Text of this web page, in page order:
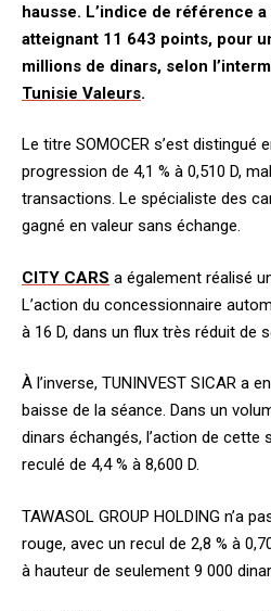
hausse. L’indice de référence
atteignant 11 643 points, pour
millions de dinars, selon
Tunisie Valeurs.
Le titre SOMOCER s’est distingué
progression de 4,1 % à 0,510 D,
transactions. Le spécialiste des
gagné en valeur sans échange.
CITY CARS a également réalisé
L’action du concessionnaire
à 16 D, dans un flux très réduit de
À l’inverse, TUNINVEST SICAR a
baisse de la séance. Dans un
dinars échangés, l’action de cette
reculé de 4,4 % à 8,600 D.
TAWASOL GROUP HOLDING n’a
rouge, avec un recul de 2,8 % à
à hauteur de seulement 9 000